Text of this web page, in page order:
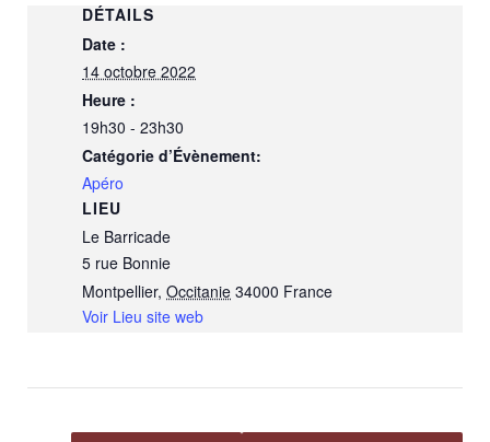
DÉTAILS
Date :
14 octobre 2022
Heure :
19h30 - 23h30
Catégorie d’Évènement:
Apéro
LIEU
Le Barricade
5 rue Bonnie
Montpellier, Occitanie 34000 France
Voir Lieu site web